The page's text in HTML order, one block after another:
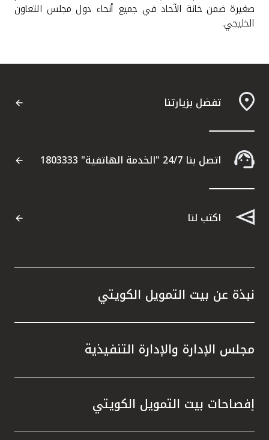
صغيرة ضمن خانة الآحاد في جميع أنحاء دول مجلس التعاون
الخليجي.
تفضل بزيارتنا
اتصل بنا 24/7 "الخدمة الهاتفية" 1803333
اكتب لنا
نبذة عن بيت التمويل الكويتي
مجلس الإدارة والإدارة التنفيذية
إفصاحات بيت التمويل الكويتي